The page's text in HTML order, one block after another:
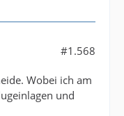
#1.568
Wobei ich am
und